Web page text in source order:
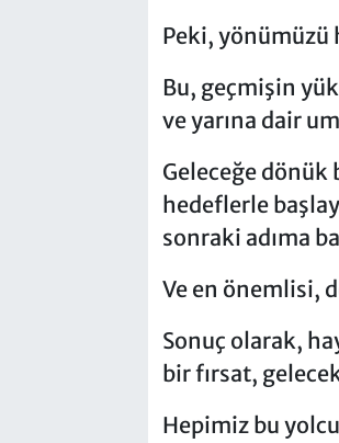
Peki, yönümüzü
Bu, geçmişin
ve yarına dair
Geleceğe dönük
hedeflerle
sonraki adıma
Ve en önemlisi,
Sonuç olarak,
bir fırsat,
Hepimiz bu